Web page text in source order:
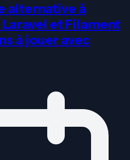
alternative à
Laravel et Filament
à jouer avec